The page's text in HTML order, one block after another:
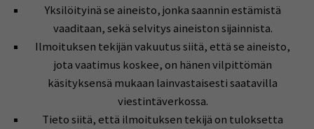
Yksilöityinä se aineisto, jonka saannin estämistä
vaaditaan, sekä selvitys aineiston sijainnista.
Ilmoituksen tekijän vakuutus siitä, että se aineisto,
jota vaatimus koskee, on hänen vilpittömän
käsityksensä mukaan lainvastaisesti saatavilla
viestintäverkossa.
Tieto siitä, että ilmoituksen tekijä on tuloksetta